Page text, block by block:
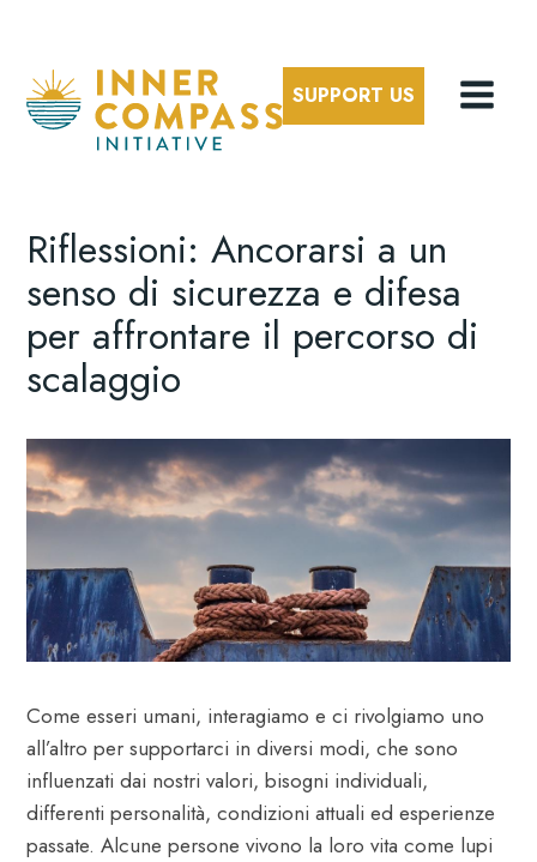
SUPPORT US
Riflessioni: Ancorarsi a un
senso di sicurezza e difesa
per affrontare il percorso di
scalaggio
Come esseri umani, interagiamo e ci rivolgiamo uno
all’altro per supportarci in diversi modi, che sono
influenzati dai nostri valori, bisogni individuali,
differenti personalità, condizioni attuali ed esperienze
passate. Alcune persone vivono la loro vita come lupi